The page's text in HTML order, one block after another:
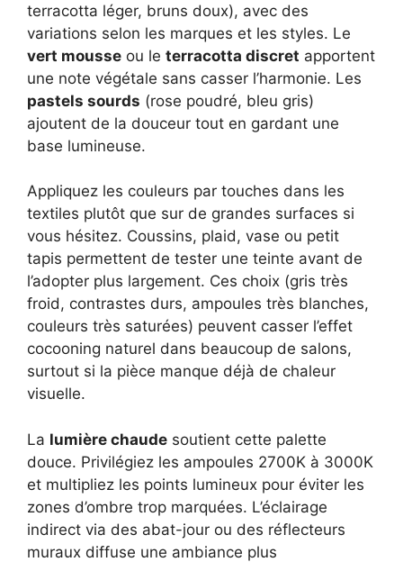
terracotta léger, bruns doux), avec des
variations selon les marques et les styles. Le
vert mousse ou le terracotta discret apportent
une note végétale sans casser l’harmonie. Les
pastels sourds (rose poudré, bleu gris)
ajoutent de la douceur tout en gardant une
base lumineuse.
Appliquez les couleurs par touches dans les
textiles plutôt que sur de grandes surfaces si
vous hésitez. Coussins, plaid, vase ou petit
tapis permettent de tester une teinte avant de
l’adopter plus largement. Ces choix (gris très
froid, contrastes durs, ampoules très blanches,
couleurs très saturées) peuvent casser l’effet
cocooning naturel dans beaucoup de salons,
surtout si la pièce manque déjà de chaleur
visuelle.
La lumière chaude soutient cette palette
douce. Privilégiez les ampoules 2700K à 3000K
et multipliez les points lumineux pour éviter les
zones d’ombre trop marquées. L’éclairage
indirect via des abat-jour ou des réflecteurs
muraux diffuse une ambiance plus